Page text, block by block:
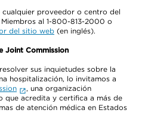
proveedor o centro del
al 1-800-813-2000 o
del sitio web (en inglés).
Joint Commission
sus inquietudes sobre la
hospitalización, lo invitamos a
, una organización
que acredita y certifica a más de
de atención médica en Estados